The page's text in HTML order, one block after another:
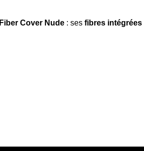
Fiber Cover Nude : ses fibres intégrées